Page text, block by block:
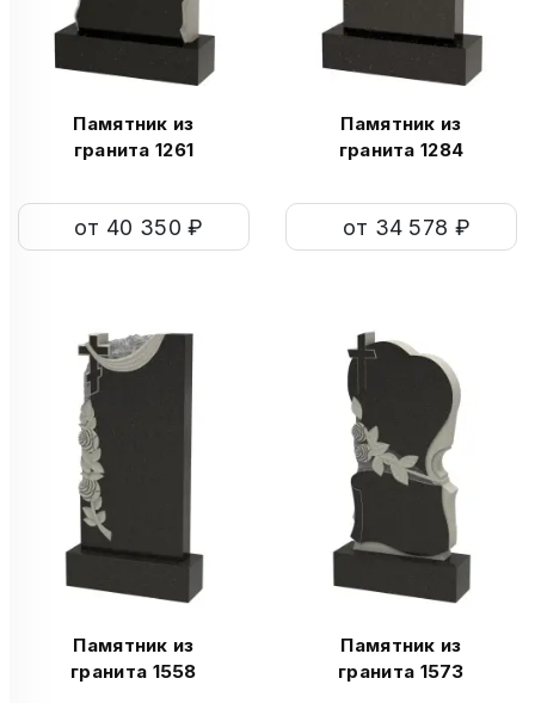
Памятник из
гранита 1261
от 40 350 ₽
Памятник из
гранита 1284
от 34 578 ₽
Памятник из
гранита 1558
Памятник из
гранита 1573